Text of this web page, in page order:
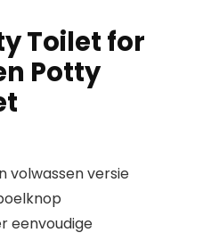
Toilet for
Potty
volwassen versie
eenvoudige